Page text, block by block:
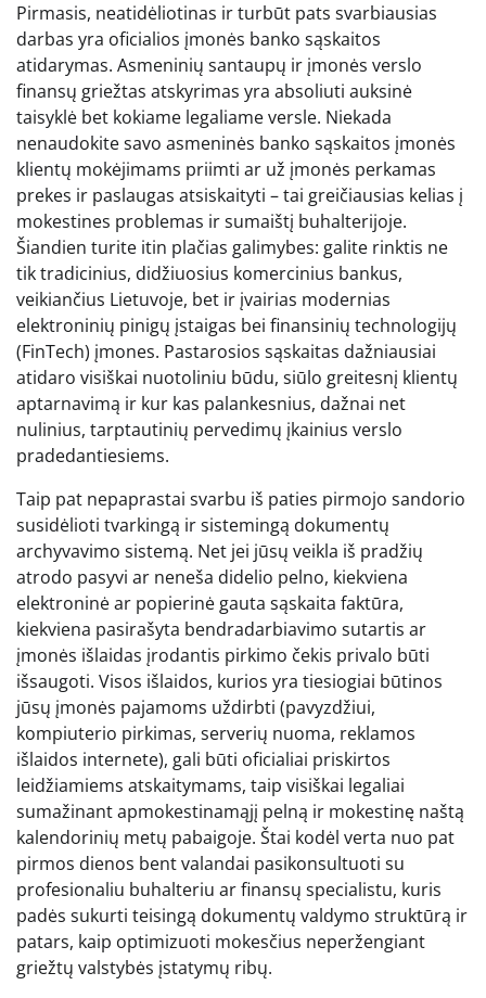
Pirmasis, neatidėliotinas ir turbūt pats svarbiausias
darbas yra oficialios įmonės banko sąskaitos
atidarymas. Asmeninių santaupų ir įmonės verslo
finansų griežtas atskyrimas yra absoliuti auksinė
taisyklė bet kokiame legaliame versle. Niekada
nenaudokite savo asmeninės banko sąskaitos įmonės
klientų mokėjimams priimti ar už įmonės perkamas
prekes ir paslaugas atsiskaityti – tai greičiausias kelias į
mokestines problemas ir sumaištį buhalterijoje.
Šiandien turite itin plačias galimybes: galite rinktis ne
tik tradicinius, didžiuosius komercinius bankus,
veikiančius Lietuvoje, bet ir įvairias modernias
elektroninių pinigų įstaigas bei finansinių technologijų
(FinTech) įmones. Pastarosios sąskaitas dažniausiai
atidaro visiškai nuotoliniu būdu, siūlo greitesnį klientų
aptarnavimą ir kur kas palankesnius, dažnai net
nulinius, tarptautinių pervedimų įkainius verslo
pradedantiesiems.
Taip pat nepaprastai svarbu iš paties pirmojo sandorio
susidėlioti tvarkingą ir sistemingą dokumentų
archyvavimo sistemą. Net jei jūsų veikla iš pradžių
atrodo pasyvi ar neneša didelio pelno, kiekviena
elektroninė ar popierinė gauta sąskaita faktūra,
kiekviena pasirašyta bendradarbiavimo sutartis ar
įmonės išlaidas įrodantis pirkimo čekis privalo būti
išsaugoti. Visos išlaidos, kurios yra tiesiogiai būtinos
jūsų įmonės pajamoms uždirbti (pavyzdžiui,
kompiuterio pirkimas, serverių nuoma, reklamos
išlaidos internete), gali būti oficialiai priskirtos
leidžiamiems atskaitymams, taip visiškai legaliai
sumažinant apmokestinamąjį pelną ir mokestinę naštą
kalendorinių metų pabaigoje. Štai kodėl verta nuo pat
pirmos dienos bent valandai pasikonsultuoti su
profesionaliu buhalteriu ar finansų specialistu, kuris
padės sukurti teisingą dokumentų valdymo struktūrą ir
patars, kaip optimizuoti mokesčius neperžengiant
griežtų valstybės įstatymų ribų.